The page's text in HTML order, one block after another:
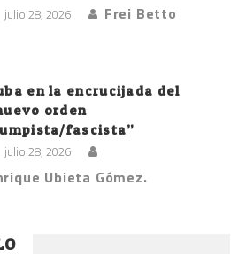
julio 28, 2026 Frei Betto
en la encrucijada del
orden
fascista”
julio 28, 2026
Ubieta Gómez.